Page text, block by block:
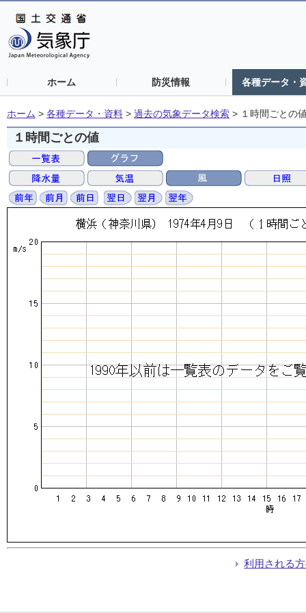
ホーム 防災情報 各種データ・
ホーム > 各種データ・資料 > 過去の気象データ検索 > １時間ごとの
１時間ごとの値
利用される